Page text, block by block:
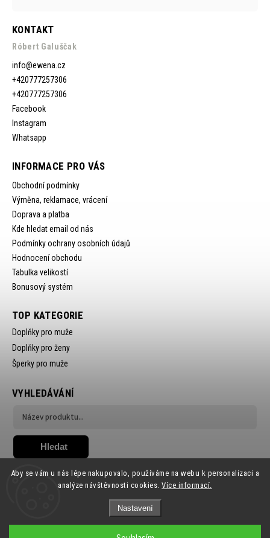
Aby se vám u nás lépe nakupovalo, používáme na webu k personalizaci a
analýze návštěvnosti cookies.Více informací.
Nastavení
KONTAKT
Róbert Galuščak
info@ewena.cz
+420777257306
+420777257306
Facebook
Instagram
Whatsapp
INFORMACE PRO VÁS
Obchodní podmínky
Výměna, reklamace, vrácení
Doprava a platba
Kde hledat email od nás
Podmínky ochrany osobních údajů
Hodnocení obchodu
Tabulka velikostí
Bonusový systém
TOP KATEGORIE
Doplňky pro muže
Doplňky pro ženy
Šperky pro muže
VYHLEDÁVÁNÍ
Hledat
Ewena.CZ. Všechna práva vyhrazena.